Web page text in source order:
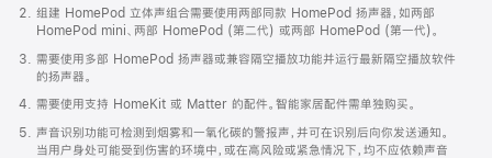
打
开)
组建 HomePod 立体声组合需要使用两部同款 HomePod 扬声器，如两部
HomePod mini、两部 HomePod (第二代) 或两部 HomePod (第一代)。
需要使用多部 HomePod 扬声器或兼容隔空播放功能并运行最新隔空播放软件
的扬声器。
需要使用支持 HomeKit 或 Matter 的配件。智能家居配件需单独购买。
声音识别功能可检测到烟雾和一氧化碳的警报声，并可在识别后向你发送通知。
当用户身处可能受到伤害的环境中，或在高风险或紧急情况下，均不应依赖声音